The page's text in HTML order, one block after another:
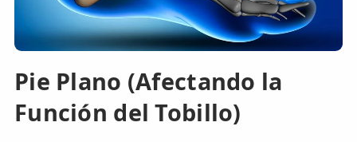
Pie Plano (Afectando la
Función del Tobillo)